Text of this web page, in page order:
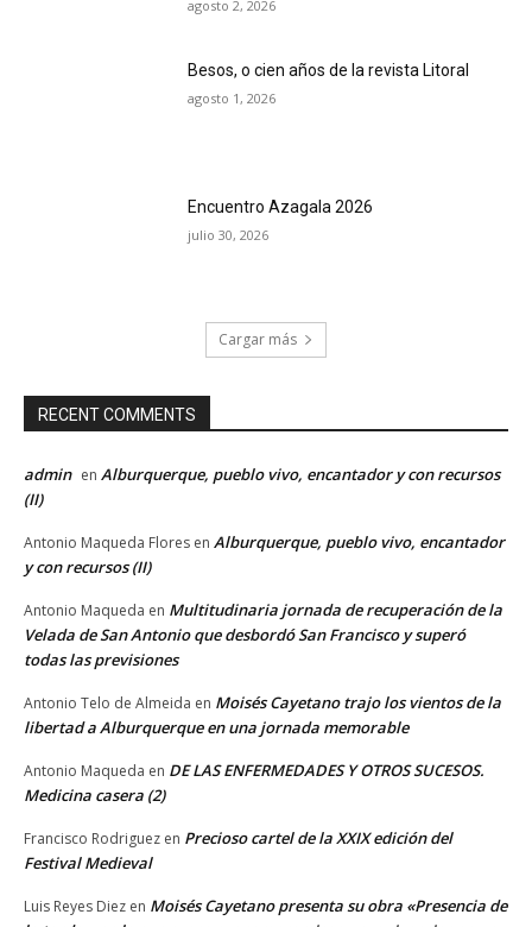
agosto 2, 2026
Besos, o cien años de la revista Litoral
agosto 1, 2026
Encuentro Azagala 2026
julio 30, 2026
Cargar más
RECENT COMMENTS
admin en Alburquerque, pueblo vivo, encantador y con recursos
(II)
Antonio Maqueda Flores en Alburquerque, pueblo vivo, encantador
y con recursos (II)
Antonio Maqueda en Multitudinaria jornada de recuperación de la
Velada de San Antonio que desbordó San Francisco y superó
todas las previsiones
Antonio Telo de Almeida en Moisés Cayetano trajo los vientos de la
libertad a Alburquerque en una jornada memorable
Antonio Maqueda en DE LAS ENFERMEDADES Y OTROS SUCESOS.
Medicina casera (2)
Francisco Rodriguez en Precioso cartel de la XXIX edición del
Festival Medieval
Luis Reyes Diez en Moisés Cayetano presenta su obra «Presencia de